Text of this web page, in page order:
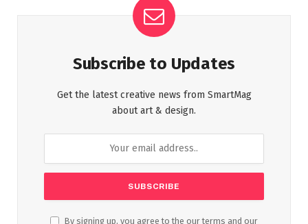
Subscribe to Updates
Get the latest creative news from SmartMag
about art & design.
By signing up, you agree to the our terms and our